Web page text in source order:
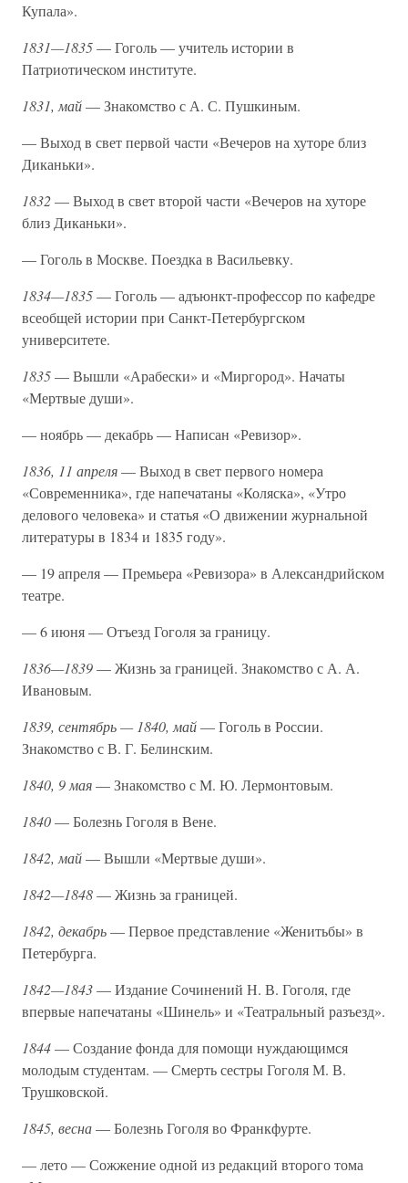
Купала».
1831—1835— Гоголь — учитель истории в
Патриотическом институте.
1831, май— Знакомство с А. С. Пушкиным.
— Выход в свет первой части «Вечеров на хуторе близ
Диканьки».
1832— Выход в свет второй части «Вечеров на хуторе
близ Диканьки».
— Гоголь в Москве. Поездка в Васильевку.
1834—1835— Гоголь — адъюнкт-профессор по кафедре
всеобщей истории при Санкт-Петербургском
университете.
1835— Вышли «Арабески» и «Миргород». Начаты
«Мертвые души».
— ноябрь — декабрь — Написан «Ревизор».
1836, 11 апреля— Выход в свет первого номера
«Современника», где напечатаны «Коляска», «Утро
делового человека» и статья «О движении журнальной
литературы в 1834 и 1835 году».
— 19 апреля — Премьера «Ревизора» в Александрийском
театре.
— 6 июня — Отъезд Гоголя за границу.
1836—1839— Жизнь за границей. Знакомство с А. А.
Ивановым.
1839, сентябрь — 1840, май— Гоголь в России.
Знакомство с В. Г. Белинским.
1840, 9 мая— Знакомство с М. Ю. Лермонтовым.
1840— Болезнь Гоголя в Вене.
1842, май— Вышли «Мертвые души».
1842—1848— Жизнь за границей.
1842, декабрь— Первое представление «Женитьбы» в
Петербурга.
1842—1843— Издание Сочинений Н. В. Гоголя, где
впервые напечатаны «Шинель» и «Театральный разъезд».
1844— Создание фонда для помощи нуждающимся
молодым студентам. — Смерть сестры Гоголя М. В.
Трушковской.
1845, весна— Болезнь Гоголя во Франкфурте.
— лето — Сожжение одной из редакций второго тома